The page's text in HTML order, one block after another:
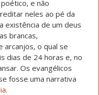
e não
neles ao pé da
existência de um deus
brancas,
arcanjos, o qual se
dias de 24 horas e, no
Os evangélicos
fosse uma narrativa
.